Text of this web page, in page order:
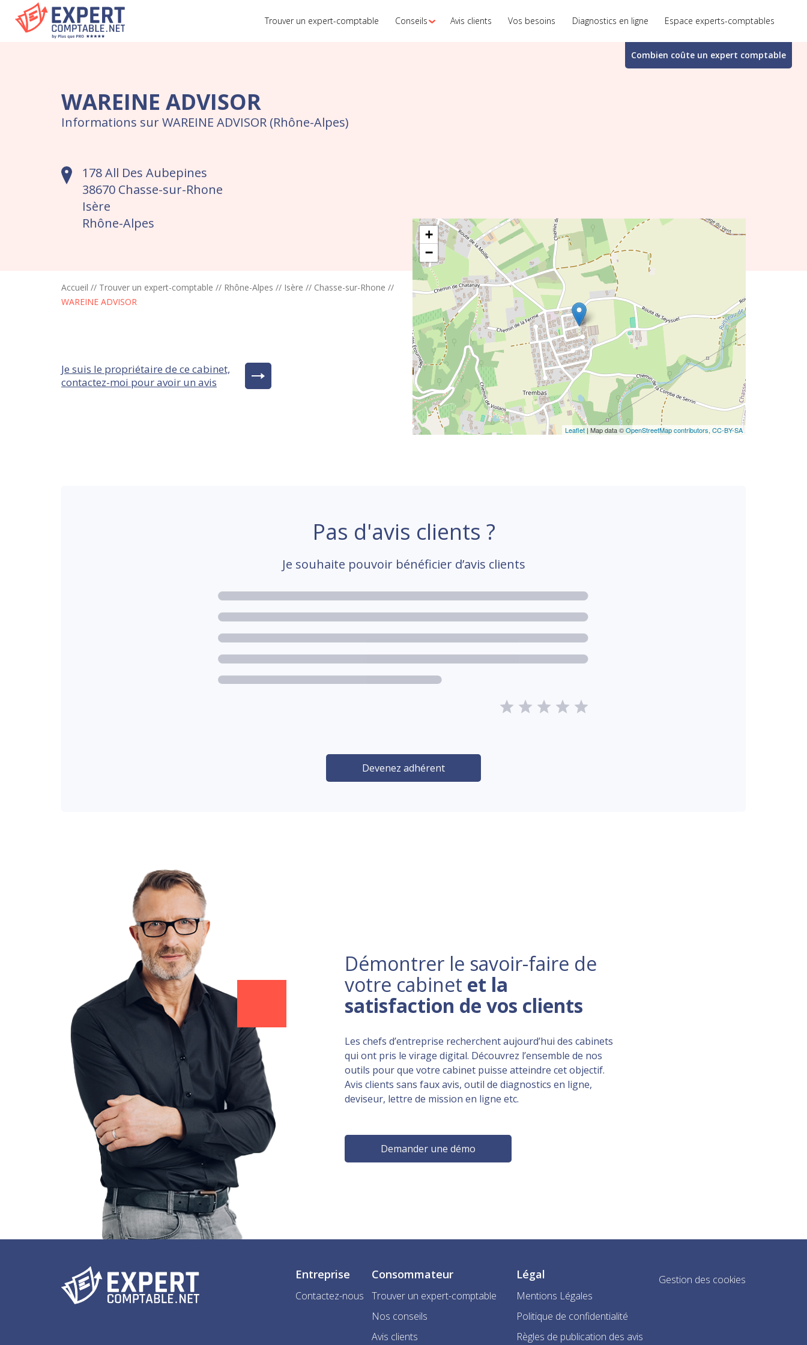
Trouver un expert-comptable Conseils Avis clients Vos besoins Diagnostics en ligne Espace experts-comptables
Combien coûte un expert comptable
WAREINE ADVISOR
Informations sur WAREINE ADVISOR (Rhône-Alpes)
178 All Des Aubepines
38670 Chasse-sur-Rhone
Isère
Rhône-Alpes
+
−
Leaflet | Map data ©OpenStreetMap contributors, CC-BY-SA
Accueil // Trouver un expert-comptable // Rhône-Alpes // Isère // Chasse-sur-Rhone //
WAREINE ADVISOR
Je suis le propriétaire de ce cabinet,
contactez-moi pour avoir un avis
Pas d'avis clients ?
Je souhaite pouvoir bénéficier d’avis clients
Devenez adhérent
Démontrer le savoir-faire de
votre cabinet et la
satisfaction de vos clients
Les chefs d’entreprise recherchent aujourd’hui des cabinets
qui ont pris le virage digital. Découvrez l’ensemble de nos
outils pour que votre cabinet puisse atteindre cet objectif.
Avis clients sans faux avis, outil de diagnostics en ligne,
deviseur, lettre de mission en ligne etc.
Demander une démo
Entreprise
Contactez-nous
Consommateur
Trouver un expert-comptable
Nos conseils
Avis clients
Légal
Mentions Légales
Politique de confidentialité
Règles de publication des avis
Gestion des cookies